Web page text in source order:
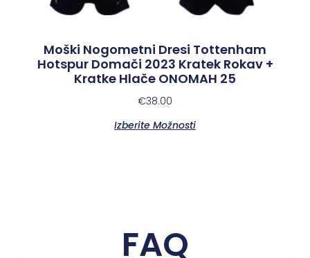
Moški Nogometni Dresi Tottenham
Hotspur Domači 2023 Kratek Rokav +
Kratke Hlače ONOMAH 25
€38.00
Izberite Možnosti
FAQ